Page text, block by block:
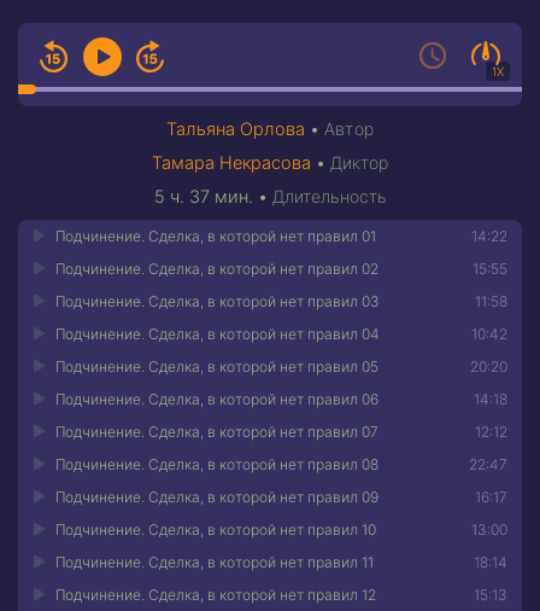
1X
Тальяна Орлова • Автор
Тамара Некрасова • Диктор
5 ч. 37 мин. • Длительность
14:22
Подчинение. Сделка, в которой нет правил 01
15:55
Подчинение. Сделка, в которой нет правил 02
11:58
Подчинение. Сделка, в которой нет правил 03
10:42
Подчинение. Сделка, в которой нет правил 04
20:20
Подчинение. Сделка, в которой нет правил 05
14:18
Подчинение. Сделка, в которой нет правил 06
12:12
Подчинение. Сделка, в которой нет правил 07
22:47
Подчинение. Сделка, в которой нет правил 08
16:17
Подчинение. Сделка, в которой нет правил 09
13:00
Подчинение. Сделка, в которой нет правил 10
18:14
Подчинение. Сделка, в которой нет правил 11
15:13
Подчинение. Сделка, в которой нет правил 12